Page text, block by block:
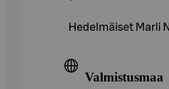
Hedelmäiset Marli
Valmistusmaa